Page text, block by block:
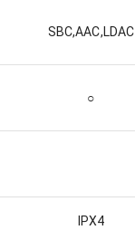
SBC,AAC,LDAC
○
IPX4